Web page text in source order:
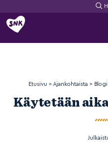
Siirry
sisältöön
Etusivu > Ajankohtaista > Blogi
Käytetään